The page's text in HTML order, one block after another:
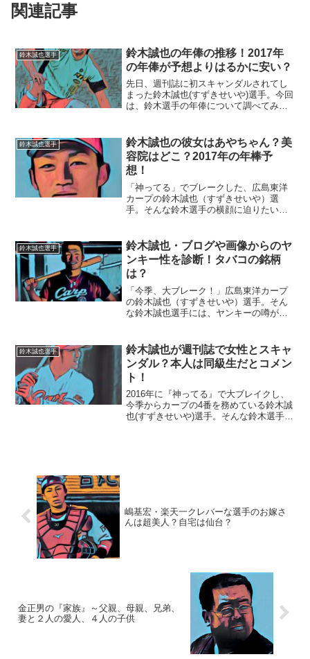
関連記事
鈴木誠也選手
鈴木誠也の年俸の推移！2017年
の年俸が予想よりはるかに安い？
先日、週刊誌に初スキャンダルされてし
まった鈴木誠也(すずきせいや)選手。今回
は、鈴木選手の年俸について調べてみま
カープから2位指名を受けて、契約金6000
万円＋年...
鈴木誠也選手
鈴木誠也の彼女はあやちゃん？美
容院はどこ？2017年の年棒予
想！
「神ってる」でブレークした、広島東洋
カープの鈴木誠也（すずきせいや）選
手。そんな鈴木選手の横顔に迫りたいと
也選手です。彼女がいるのか？いないの
か？とても気になりますね...
鈴木誠也選手
鈴木誠也・ブログや画像からのヤ
ンキー性を診断！タバコの銘柄
は？
「今季、大ブレーク！」広島東洋カープ
の鈴木誠也（すずきせいや）選手。そん
な鈴木誠也選手には、ヤンキーの噂が…
ブログや画像などの見た目から「ヤンキ
ーっぽい」と言われるこ...
鈴木誠也選手
鈴木誠也が週刊誌で女性とスキャ
ンダル？本人は同級生だとコメン
ト！
2016年に『神ってる』で大ブレイクし、
今季からカープの4番を務めている鈴木誠
也(すずきせいや)選手。そんな鈴木選手の
嶋基宏・楽天一クレバーな選手のお嫁さ
んは超美人？自宅は仙台？
金正男の『家族』～父親、母親、兄弟、
妻と２人の愛人、４人の子供